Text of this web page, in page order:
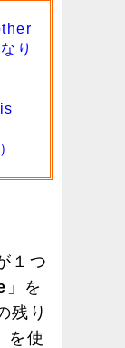
り
１つ
を
残り
を使